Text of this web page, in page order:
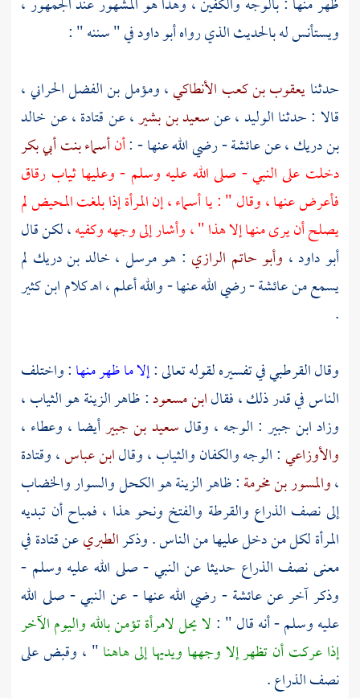
ويستأنس له بالحديث الذي رواهأبو داودفي " سننه " :
حدثنايعقوب بن كعب الأنطاكي،ومؤمل بن الفضل الحراني،
قالا : حدثناالوليد، عنسعيد بن بشير، عنقتادة، عنخالد
بن دريك، عنعائشة- رضي الله عنها - :أنأسماء بنت أبي بكر
دخلت على النبي - صلى الله عليه وسلم - وعليها ثياب رقاق
فأعرض عنها ، وقال " : يا أسماء ، إن المرأة إذا بلغت المحيض لم
يصلح أن يرى منها إلا هذا " ، وأشار إلى وجهه وكفيه، لكن قال
أبو داود، وأبو حاتم الرازي : هو مرسل ، خالد بن دريك لم
يسمع منعائشة- رضي الله عنها - والله أعلم ، اهـ كلامابن كثير
.
وقالالقرطبيفي تفسيره لقوله تعالى :إلا ما ظهر منها: واختلف
الناس في قدر ذلك ، فقالابن مسعود: ظاهر الزينة هو الثياب ،
وزادابن جبير : الوجه ، وقال سعيد بن جبيرأيضا ، وعطاء ،
والأوزاعي: الوجه والكفان والثياب ، وقالابن عباس،وقتادة
،والمسور بن مخرمة: ظاهر الزينة هو الكحل والسوار والخضاب
إلى نصف الذراع والقرطة والفتخ ونحو هذا ، فمباح أن تبديه
المرأة لكل من دخل عليها من الناس . وذكرالطبريعنقتادةفي
معنى نصف الذراع حديثا عن النبي - صلى الله عليه وسلم -
وذكر آخر عنعائشة- رضي الله عنها - عن النبي - صلى الله
عليه وسلم - أنه قال " : لا يحل لامرأة تؤمن بالله واليوم الآخر
إذا عركت أن تظهر إلا وجهها ويديها إلى هاهنا" ، وقبض على
نصف الذراع .